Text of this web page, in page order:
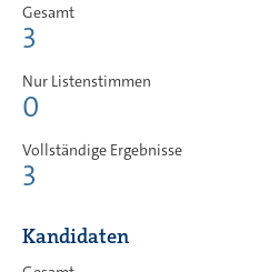
Gesamt
3
Nur Listenstimmen
0
Vollständige Ergebnisse
3
Kandidaten